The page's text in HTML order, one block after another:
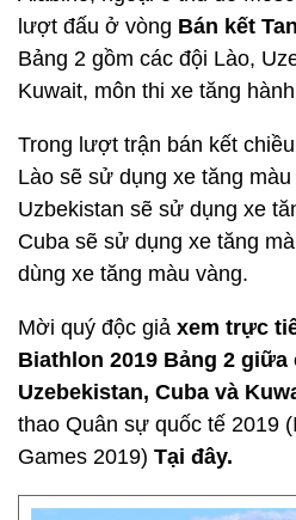
lượt đấu ở vòng Bán kết
Bảng 2 gồm các đội Lào,
Kuwait, môn thi xe tăng
Trong lượt trận bán kết
Lào sẽ sử dụng xe tăng
Uzbekistan sẽ sử dụng xe
Cuba sẽ sử dụng xe tăng
dùng xe tăng màu vàng.
Mời quý độc giả xem trực
Biathlon 2019 Bảng 2 giữa
Uzebekistan, Cuba và
thao Quân sự quốc tế 2019
Games 2019) Tại đây.